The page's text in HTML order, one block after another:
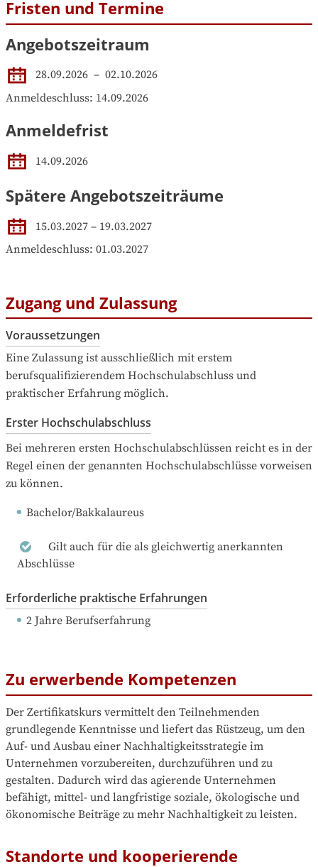
Fristen und Termine
Angebotszeitraum
28.09.2026 – 02.10.2026
Anmeldeschluss: 14.09.2026
Anmeldefrist
14.09.2026
Spätere Angebotszeiträume
15.03.2027 – 19.03.2027
Anmeldeschluss: 01.03.2027
Zugang und Zulassung
Voraussetzungen
Eine Zulassung ist ausschließlich mit erstem
berufsqualifizierendem Hochschulabschluss und
praktischer Erfahrung möglich.
Erster Hochschulabschluss
Bei mehreren ersten Hochschulabschlüssen reicht es in der
Regel einen der genannten Hochschulabschlüsse vorweisen
zu können.
Bachelor/Bakkalaureus
Gilt auch für die als gleichwertig anerkannten
Abschlüsse
Erforderliche praktische Erfahrungen
2 Jahre Berufserfahrung
Zu erwerbende Kompetenzen
Der Zertifikatskurs vermittelt den Teilnehmenden
grundlegende Kenntnisse und liefert das Rüstzeug, um den
Auf- und Ausbau einer Nachhaltigkeitsstrategie im
Unternehmen vorzubereiten, durchzuführen und zu
gestalten. Dadurch wird das agierende Unternehmen
befähigt, mittel- und langfristige soziale, ökologische und
ökonomische Beiträge zu mehr Nachhaltigkeit zu leisten.
Standorte und kooperierende